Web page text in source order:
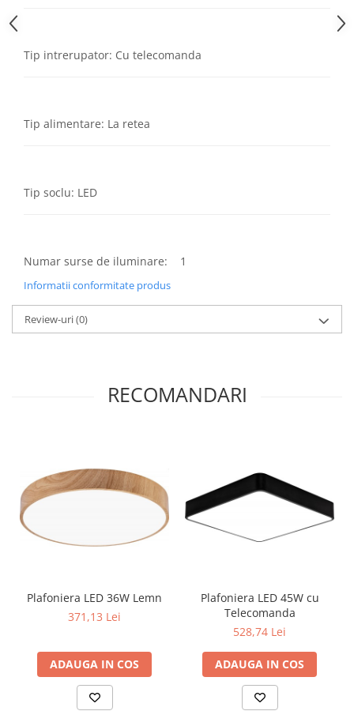
Iluminat Scari/Trepte
Iluminat baie
Sisteme de Iluminat Plug & Play
Aplice de Exterior
Lampi Solare
Banda - Surse si Accesorii LED
Banda Led Decorativa
Controlere și senzori LED
Profile Aluminiu pentru Banda LED
Corp Iluminat Led Highbay
Iluminat Stradal
Iluminat de Urgență
Videointerfoane Si Interfoane
Stalpi Octogonali Galvanizati
Stalpi de Iluminat
Stalpi Decorativi
Plafoniere cu ventilator integrat
Tip intrerupator: Cu telecomanda
Tip alimentare: La retea
Tip soclu: LED
Numar surse de iluminare: 1
Informatii conformitate produs
Review-uri(0)
RECOMANDARI
Plafoniera LED 36W Lemn
371,13 Lei
ADAUGA IN COS
Plafoniera LED 45W cu
Telecomanda
528,74 Lei
ADAUGA IN COS